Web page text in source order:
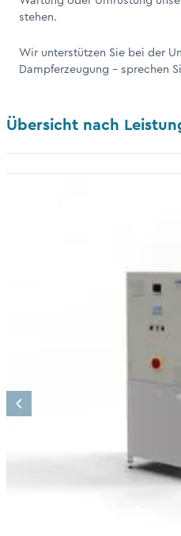
stehen.
Wir unterstützen Sie bei der
Dampferzeugung - sprechen
Übersicht nach